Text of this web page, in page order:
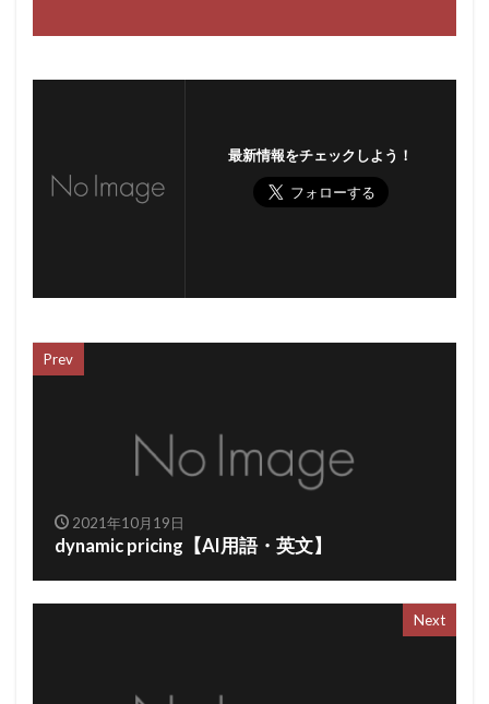
最新情報をチェックしよう！
Prev
2021年10月19日
dynamic pricing【AI用語・英文】
Next